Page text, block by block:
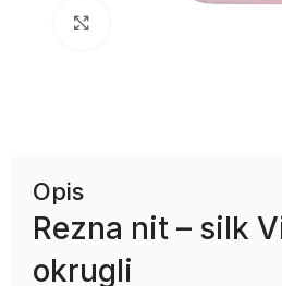
Opis
Rezna nit – silk
okrugli